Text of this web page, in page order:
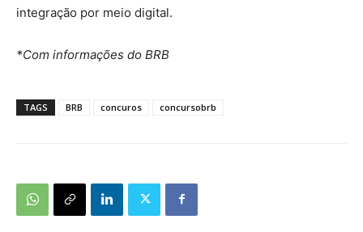
integração por meio digital.
*Com informações do BRB
TAGS BRB concuros concursobrb